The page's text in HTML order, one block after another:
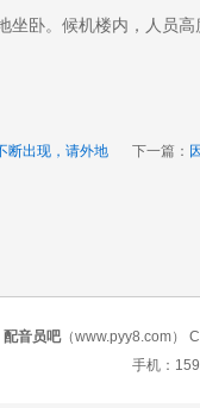
坐卧。候机楼内，人员
断出现，请外地 下一篇：
配音员吧（www.pyy8.com）
手机：